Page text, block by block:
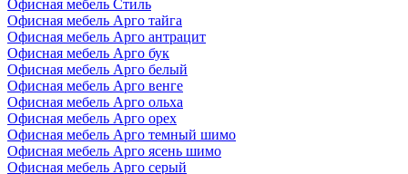
Офисная мебель Стиль
Офисная мебель Арго тайга
Офисная мебель Арго антрацит
Офисная мебель Арго бук
Офисная мебель Арго белый
Офисная мебель Арго венге
Офисная мебель Арго ольха
Офисная мебель Арго орех
Офисная мебель Арго темный шимо
Офисная мебель Арго ясень шимо
Офисная мебель Арго серый